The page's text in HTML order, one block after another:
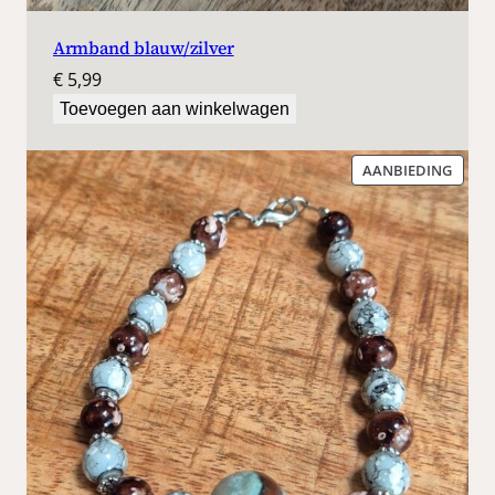
Armband blauw/zilver
€ 5,99
Toevoegen aan winkelwagen
AANBIEDING
IN
DE